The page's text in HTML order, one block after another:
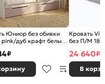
Юниор без обивки
дуб крафт белый
₽
Кровать
без П/М
изголовье
24 640₽
В